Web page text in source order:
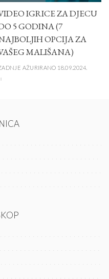
IGRICE ZA DJECU
5 GODINA (7
OPCIJA ZA
MALIŠANA)
AŽURIRANO 18.09.2024.